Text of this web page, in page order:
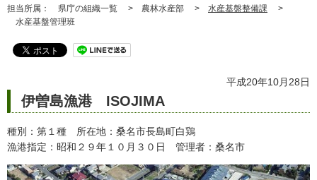
担当所属： 県庁の組織一覧 > 農林水産部 > 水産基盤整備課 >
水産基盤管理班
平成20年10月28日
伊曽島漁港 ISOJIMA
種別：第１種 所在地：桑名市長島町白鶏
漁港指定：昭和２９年１０月３０日 管理者：桑名市